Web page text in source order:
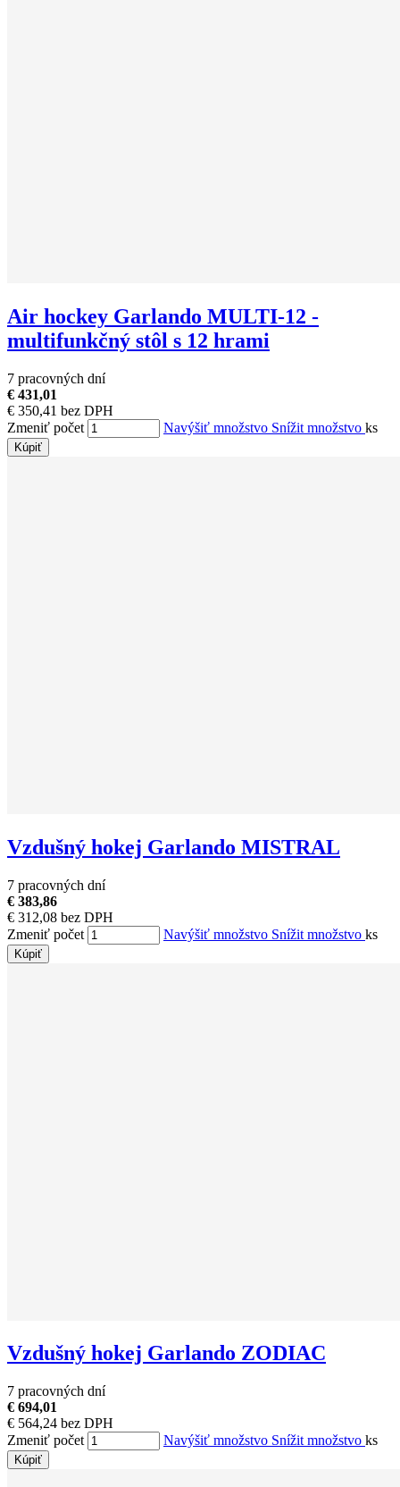
Air hockey Garlando MULTI-12 -
multifunkčný stôl s 12 hrami
7 pracovných dní
€ 431,01
€ 350,41 bez DPH
Zmeniť počet
Navýšiť množstvo Snížit množstvo ks
Kúpiť
Vzdušný hokej Garlando MISTRAL
7 pracovných dní
€ 383,86
€ 312,08 bez DPH
Zmeniť počet
Navýšiť množstvo Snížit množstvo ks
Kúpiť
Vzdušný hokej Garlando ZODIAC
7 pracovných dní
€ 694,01
€ 564,24 bez DPH
Zmeniť počet
Navýšiť množstvo Snížit množstvo ks
Kúpiť